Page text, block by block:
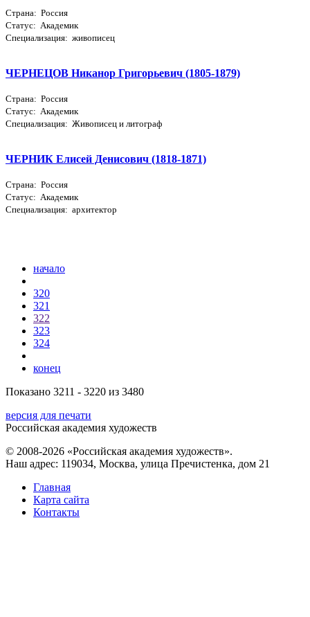
Страна: Россия
Статус: Академик
Специализация: живописец
ЧЕРНЕЦОВ Никанор Григорьевич (1805-1879)
Страна: Россия
Статус: Академик
Специализация: Живописец и литограф
ЧЕРНИК Елисей Денисович (1818-1871)
Страна: Россия
Статус: Академик
Специализация: архитектор
начало
320
321
322
323
324
конец
Показано 3211 - 3220 из 3480
версия для печати
Российская академия художеств
© 2008-2026 «Российская академия художеств».
Наш адрес: 119034, Москва, улица Пречистенка, дом 21
Главная
Карта сайта
Контакты